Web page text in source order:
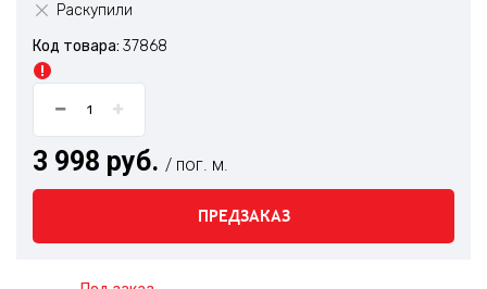
Раскупили
Код товара: 37868
3 998 руб. / пог. м.
ПРЕДЗАКАЗ